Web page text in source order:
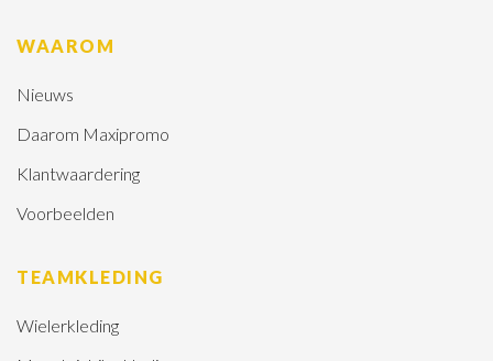
WAAROM
Nieuws
Daarom Maxipromo
Klantwaardering
Voorbeelden
TEAMKLEDING
Wielerkleding